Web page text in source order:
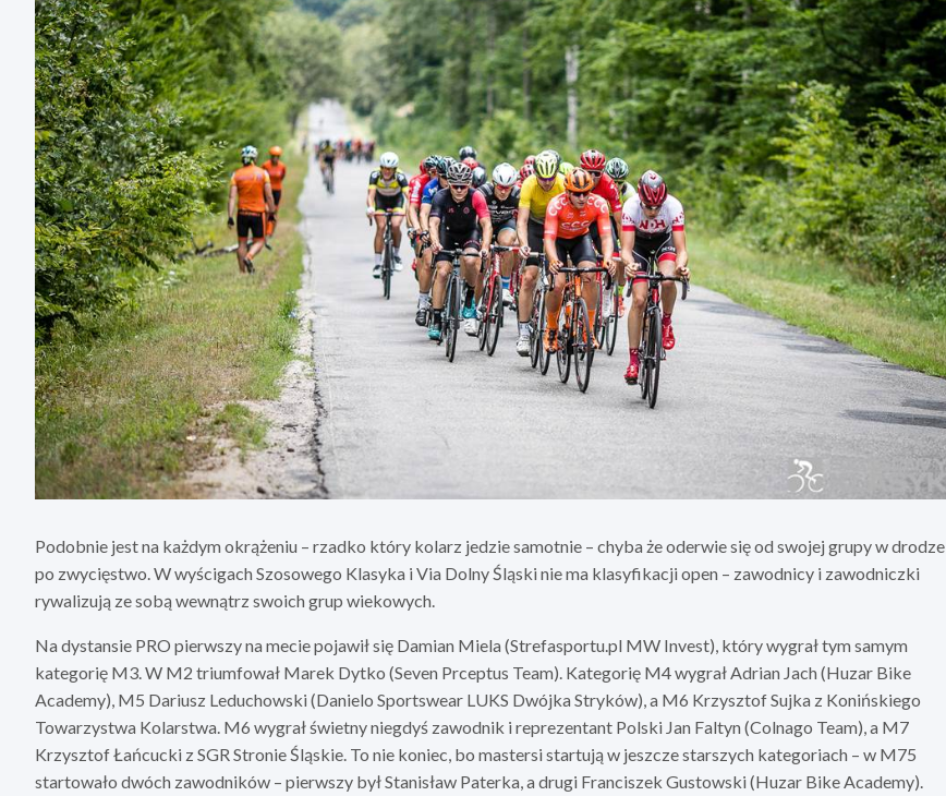
Podobnie jest na każdym okrążeniu – rzadko który kolarz jedzie samotnie – chyba że oderwie się od swojej grupy w drodze
po zwycięstwo. W wyścigach Szosowego Klasyka i Via Dolny Śląski nie ma klasyfikacji open – zawodnicy i zawodniczki
rywalizują ze sobą wewnątrz swoich grup wiekowych.
Na dystansie PRO pierwszy na mecie pojawił się Damian Miela (Strefasportu.pl MW Invest), który wygrał tym samym
kategorię M3. W M2 triumfował Marek Dytko (Seven Prceptus Team). Kategorię M4 wygrał Adrian Jach (Huzar Bike
Academy), M5 Dariusz Leduchowski (Danielo Sportswear LUKS Dwójka Stryków), a M6 Krzysztof Sujka z Konińskiego
Towarzystwa Kolarstwa. M6 wygrał świetny niegdyś zawodnik i reprezentant Polski Jan Faltyn (Colnago Team), a M7
Krzysztof Łańcucki z SGR Stronie Śląskie. To nie koniec, bo mastersi startują w jeszcze starszych kategoriach – w M75
startowało dwóch zawodników – pierwszy był Stanisław Paterka, a drugi Franciszek Gustowski (Huzar Bike Academy).